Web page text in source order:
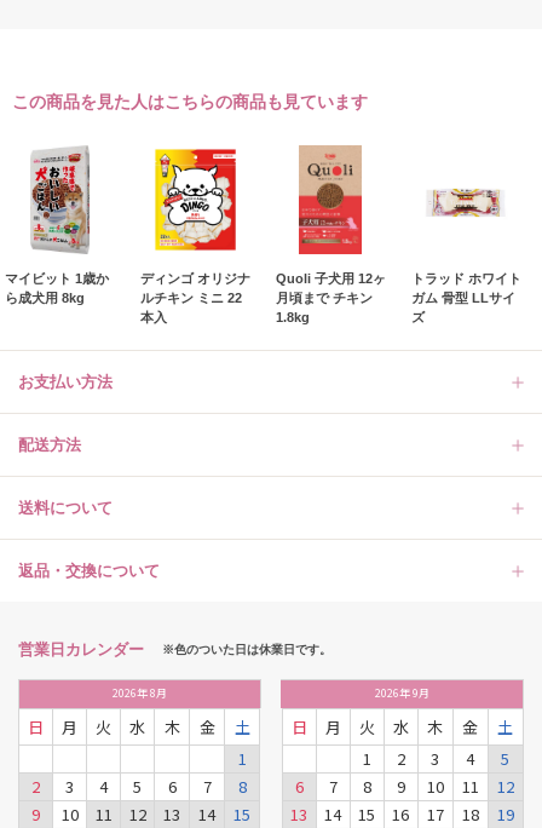
この商品を見た人はこちらの商品も見ています
マイビット 1歳か
ら成犬用 8kg
ディンゴ オリジナ
ルチキン ミニ 22
本入
Quoli 子犬用 12ヶ
月頃まで チキン
1.8kg
トラッド ホワイト
ガム 骨型 LLサイ
ズ
お支払い方法
配送方法
送料について
返品・交換について
営業日カレンダー ※色のついた日は休業日です。
2026年8月
日 月 火 水 木 金
土
1
2
3 4 5 6 7
8
9
10 11 12 13 14
15
2026年9月
日 月 火 水 木 金
土
1
2 3 4
5
6
7 8 9 10 11
12
13
14 15 16 17 18
19